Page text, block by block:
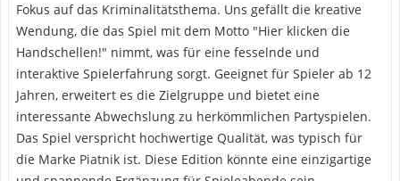
Fokus auf das Kriminalitätsthema. Uns gefällt die kreative
Wendung, die das Spiel mit dem Motto "Hier klicken die
Handschellen!" nimmt, was für eine fesselnde und
interaktive Spielerfahrung sorgt. Geeignet für Spieler ab 12
Jahren, erweitert es die Zielgruppe und bietet eine
interessante Abwechslung zu herkömmlichen Partyspielen.
Das Spiel verspricht hochwertige Qualität, was typisch für
die Marke Piatnik ist. Diese Edition könnte eine einzigartige